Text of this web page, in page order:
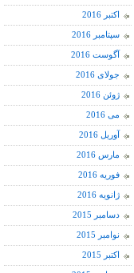
اکتبر 2016
سپتامبر 2016
آگوست 2016
جولای 2016
ژوئن 2016
می 2016
آوریل 2016
مارس 2016
فوریه 2016
ژانویه 2016
دسامبر 2015
نوامبر 2015
اکتبر 2015